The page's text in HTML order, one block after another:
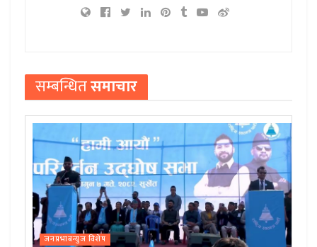
सम्बन्धितसमाचार
जनप्रभाबन्युज विशेष